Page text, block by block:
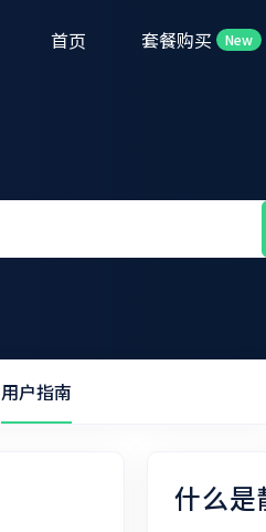
首页 套餐购买 New
用户指南
什么是